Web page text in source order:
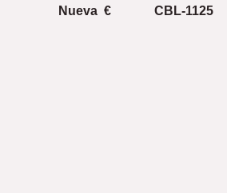
Nueva €
CBL-1125